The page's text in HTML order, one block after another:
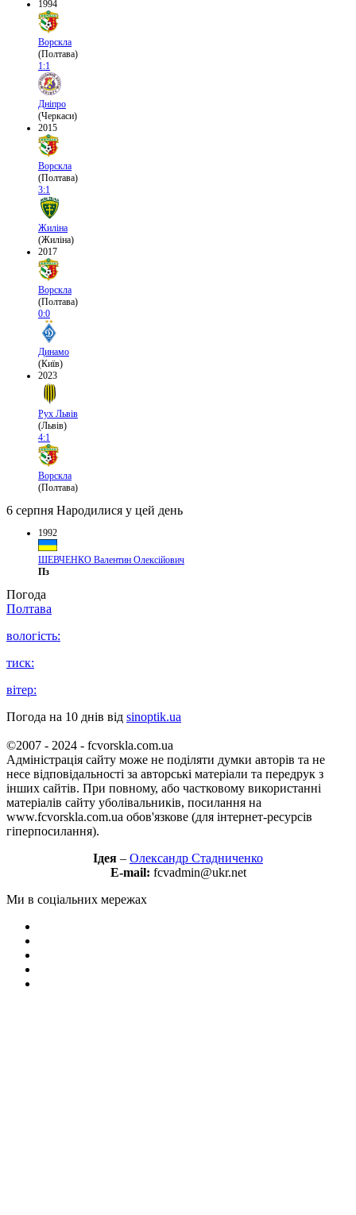
1994
Ворскла
(Полтава)
1:1
Дніпро
(Черкаси)
2015
Ворскла
(Полтава)
3:1
Жиліна
(Жиліна)
2017
Ворскла
(Полтава)
0:0
Динамо
(Київ)
2023
Рух Львів
(Львів)
4:1
Ворскла
(Полтава)
6 серпня Народилися у цей день
1992
ШЕВЧЕНКО Валентин Олексійович
Пз
Погода
Полтава
вологість:
тиск:
вітер:
Погода на 10 днів від sinoptik.ua
©2007 - 2024 - fcvorskla.com.ua
Адміністрація сайту може не поділяти думки авторів та не
несе відповідальності за авторські матеріали та передрук з
інших сайтів. При повному, або частковому використанні
матеріалів сайту уболівальників, посилання на
www.fcvorskla.com.ua обов'язкове (для інтернет-ресурсів
гіперпосилання).
Ідея – Олександр Стадниченко
E-mail: fcvadmin@ukr.net
Ми в соціальних мережах